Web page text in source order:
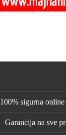
100% sigurna
Garancija na sve